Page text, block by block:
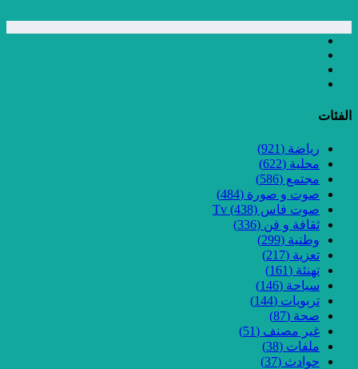
الفئات
رياضة (921)
محلية (622)
مجتمع (586)
صوت و صورة (484)
صوت فاس Tv (438)
ثقافة و فن (336)
وطنية (299)
تعزية (217)
تهنئة (161)
سياحة (146)
تربويات (144)
صحة (87)
غير مصنف (51)
ملفات (38)
حوادث (37)